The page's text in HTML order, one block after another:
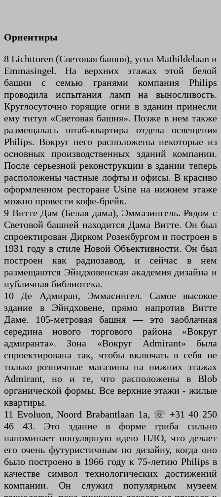
Ориентиры
8 Lichttoren (Световая башня), угол Mathildelaan и
Emmasingel. На верхних этажах этой белой
башни с семью гранями компания Philips
проводила испытания ламп на выносливость.
Круглосуточно горящие огни в здании принесли
ему титул «Световая башня». Позже в нем также
размещалась штаб-квартира отдела освещения
Philips. Вокруг него расположены некоторые из
основных производственных зданий компании.
После серьезной реконструкции в здании теперь
расположены частные лофты и офисы. В красиво
оформленном ресторане Usine на нижнем этаже
можно провести кофе-брейк.
9 Витте Дам (Белая дама), Эммазингель. Рядом с
Световой башней находится Дама Витте. Он был
спроектирован Дирком Розенбургом и построен в
1931 году в стиле Новой Объективности. Он был
построен как радиозавод, и сейчас в нем
размещаются Эйндховенская академия дизайна и
публичная библиотека.
10 Де Адмиран, Эммасингел. Самое высокое
здание в Эйндховене, прямо напротив Витте
Даме. 105-метровая башня — это заоблачная
середина нового торгового района «Вокруг
адмиранта». Зона «Вокруг Admirant» была
спроектирована так, чтобы включать в себя не
только розничные магазины на нижних этажах
Admirant, но и те, что расположены в Blob
органической формы. Все верхние этажи - жилые
квартиры.
11 Evoluon, Noord Brabantlaan 1a, ☏ +31 40 250
46 43. Это здание в форме гриба сильно
напоминает популярную идею НЛО, что делает
его очень футуристичным по дизайну, когда оно
было построено в 1966 году к 75-летию Philips в
качестве символ технологических достижений
компании. Он служил популярным музеем